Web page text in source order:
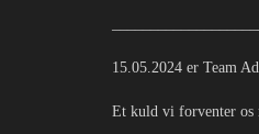
15.05.2024 er Team
Et kuld vi forventer os